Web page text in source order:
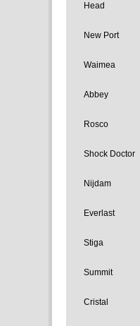
Head
New Port
Waimea
Abbey
Rosco
Shock Doctor
Nijdam
Everlast
Stiga
Summit
Cristal